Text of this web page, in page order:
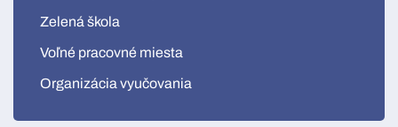
Zelená škola
Voľné pracovné miesta
Organizácia vyučovania